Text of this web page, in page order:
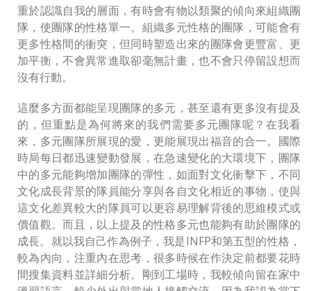
重於認識自我的層面，有時會有物以類聚的傾向來組織團
隊，使團隊的性格單一。組織多元性格的團隊，可能會有
更多性格間的衝突，但同時塑造出來的團隊會更豐富、更
加平衡，不會異常進取卻毫無計畫，也不會只停留設想而
沒有行動。
這麼多方面都能呈現團隊的多元，甚至還有更多沒有提及
的，但重點是為何將來的我們需要多元團隊呢？在我看
來，多元團隊所展現的愛，更能展現出福音的合一。國際
時局每日都迅速變動發展，在急速變化的大環境下，團隊
中的多元能夠增加團隊的彈性，如面對文化衝擊下，不同
文化成長背景的隊員能分享與各自文化相近的事物，使與
這文化差異較大的隊員可以更容易理解背後的思維模式或
價值觀。而且，以上提及的性格多元也能夠有助於團隊的
成長。就以我自己作為例子，我是INFP和第五型的性格，
較為內向，注重內在思考，很多時候在作決定前都要花時
間搜集資料並詳細分析。剛到工場時，我較傾向留在家中